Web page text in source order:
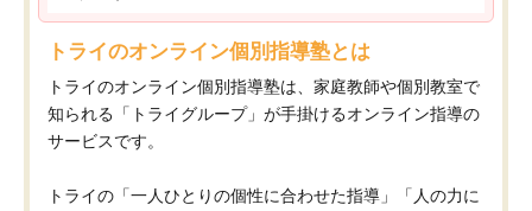
トライのオンライン個別指導塾とは
トライのオンライン個別指導塾は、家庭教師や個別教室で
知られる「トライグループ」が手掛けるオンライン指導の
サービスです。
トライの「一人ひとりの個性に合わせた指導」「人の力に